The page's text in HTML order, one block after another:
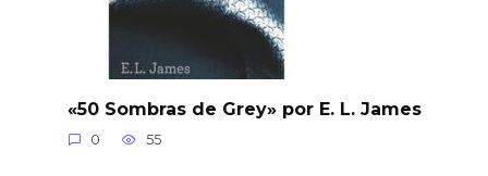
«50 Sombras de Grey» por E. L. James
0 55